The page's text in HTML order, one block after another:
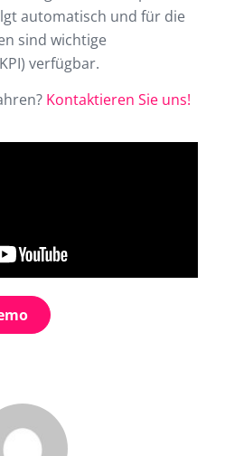
automatisch und für die
sind wichtige
verfügbar.
Kontaktieren Sie uns!